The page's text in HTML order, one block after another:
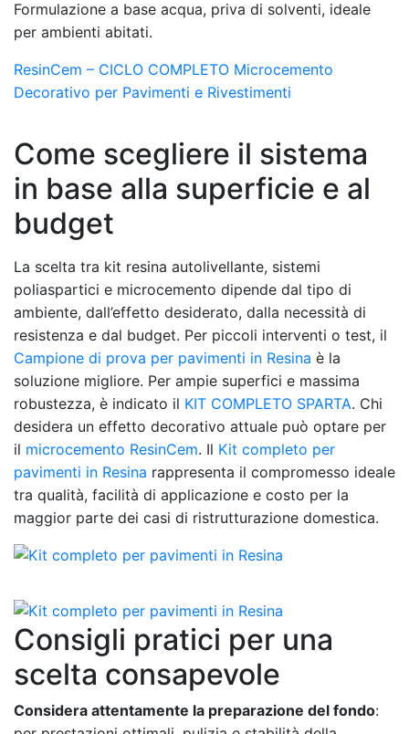
Formulazione a base acqua, priva di solventi, ideale
per ambienti abitati.
ResinCem – CICLO COMPLETO Microcemento
Decorativo per Pavimenti e Rivestimenti
Come scegliere il sistema
in base alla superficie e al
budget
La scelta tra kit resina autolivellante, sistemi
poliaspartici e microcemento dipende dal tipo di
ambiente, dall’effetto desiderato, dalla necessità di
resistenza e dal budget. Per piccoli interventi o test, il
Campione di prova per pavimenti in Resina è la
soluzione migliore. Per ampie superfici e massima
robustezza, è indicato il KIT COMPLETO SPARTA. Chi
desidera un effetto decorativo attuale può optare per
il microcemento ResinCem. Il Kit completo per
pavimenti in Resina rappresenta il compromesso ideale
tra qualità, facilità di applicazione e costo per la
maggior parte dei casi di ristrutturazione domestica.
Consigli pratici per una
scelta consapevole
Considera attentamente la preparazione del fondo: